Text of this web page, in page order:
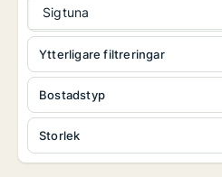
Sigtuna
Bostadstyp
Storlek
Ytterligare filtreringar